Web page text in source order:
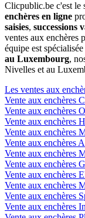
Clicpublic.be c'est le
enchères en ligne
saisies, successions
ventes aux enchères
équipe est spécialisée
au Luxembourg,
Nivelles et au
Les ventes aux
Vente aux enchères
Vente aux enchères
Vente aux enchères
Vente aux enchères
Vente aux enchères
Vente aux enchères
Vente aux enchères
Vente aux enchères
Vente aux enchères
Vente aux enchères
Vente aux enchères